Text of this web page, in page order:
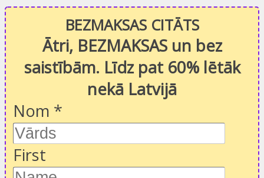
BEZMAKSAS CITĀTS
Ātri, BEZMAKSAS un bez
saistībām. Līdz pat 60% lētāk
nekā Latvijā
Nom *
First